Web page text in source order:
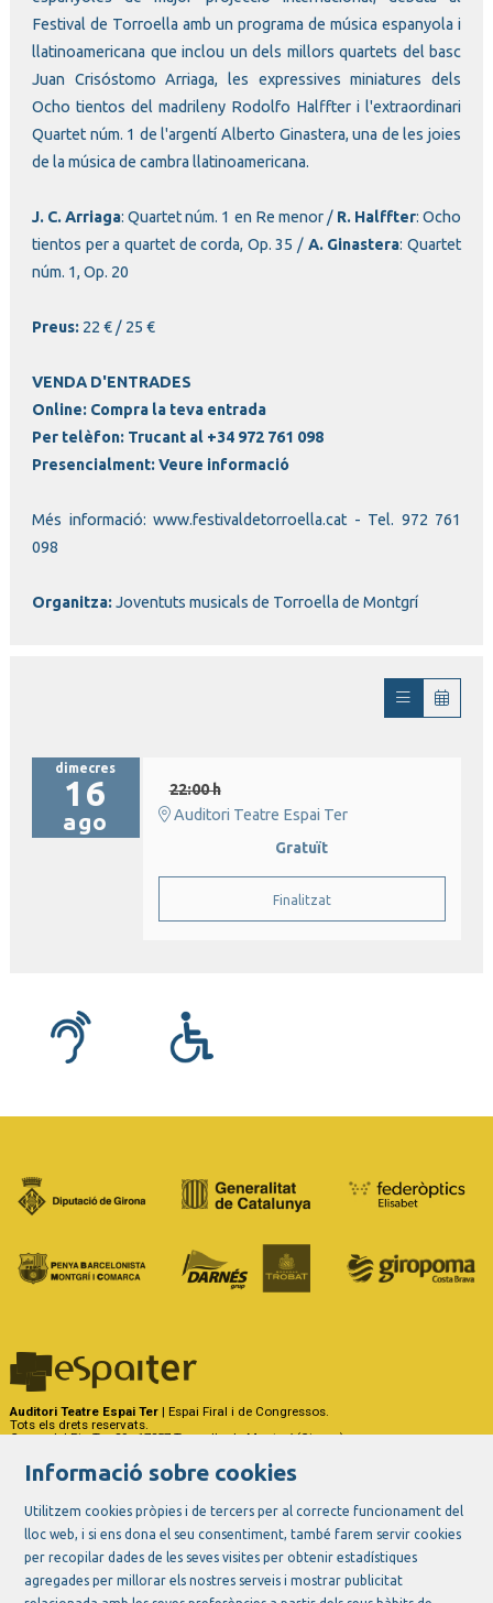
Festival de Torroella amb un programa de música espanyola i
llatinoamericana que inclou un dels millors quartets del basc
Juan Crisóstomo Arriaga, les expressives miniatures dels
Ocho tientos del madrileny Rodolfo Halffter i l'extraordinari
Quartet núm. 1 de l'argentí Alberto Ginastera, una de les joies
de la música de cambra llatinoamericana.
J. C. Arriaga: Quartet núm. 1 en Re menor / R. Halffter: Ocho
tientos per a quartet de corda, Op. 35 / A. Ginastera: Quartet
núm. 1, Op. 20
Preus: 22 € / 25 €
VENDA D'ENTRADES
Online: Compra la teva entrada
Per telèfon: Trucant al +34 972 761 098
Presencialment:Veure informació
Més informació: www.festivaldetorroella.cat - Tel. 972 761
098
Organitza:Joventuts musicals de Torroella de Montgrí
dimecres
16
ago
22:00 h
Auditori Teatre Espai Ter
Gratuït
Finalitzat
Auditori Teatre Espai Ter | Espai Firal i de Congressos.
Tots els drets reservats.
Carrer del Riu Ter, 29 - 17257 Torroella de Montgrí (Girona)
Link a instagram
Link a youtube
Link a twitter
Link a facebook
Informació sobre cookies
Utilitzem cookies pròpies i de tercers per al correcte funcionament del
lloc web, i si ens dona el seu consentiment, també farem servir cookies
per recopilar dades de les seves visites per obtenir estadístiques
agregades per millorar els nostres serveis i mostrar publicitat